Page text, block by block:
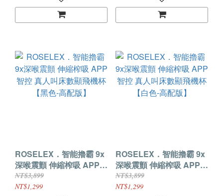
ROSELEX．智能擼霸 9x
深喉震顫 伸縮榨吸 APP智
控 真人叫床數顯飛機杯
【黑色-高配版】
NT$3,899
NT$1,299
ROSELEX．智能擼霸 9x
深喉震顫 伸縮榨吸 APP智
控 真人叫床數顯飛機杯
【白色-高配版】
NT$3,899
NT$1,299